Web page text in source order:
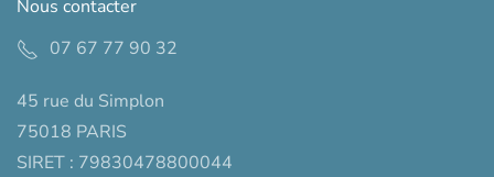
Nous contacter
07 67 77 90 32
45 rue du Simplon
75018 PARIS
SIRET : 79830478800044